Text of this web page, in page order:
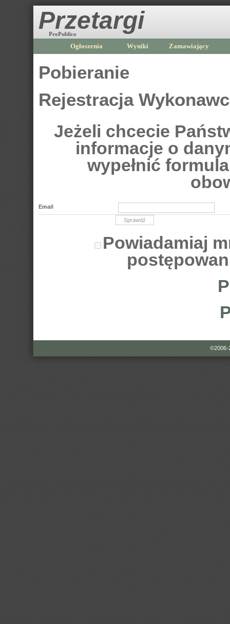
Przetargi
ProPublico
Ogłoszenia Wyniki Zamawiający
Pobieranie
Rejestracja
Jeżeli chcecie
informacje o
wypełnić
Email
Powiadamiaj
©2006-